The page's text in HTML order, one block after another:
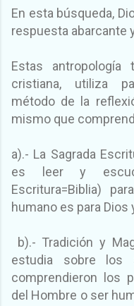
En esta búsqueda,
respuesta abarcante
Estas antropología
cristiana, utiliza
método de la
mismo que
a).- La Sagrada
es leer y
Escritura=Biblia)
humano es para Dios
b).- Tradición y
estudia sobre los
comprendieron los
del Hombre o ser